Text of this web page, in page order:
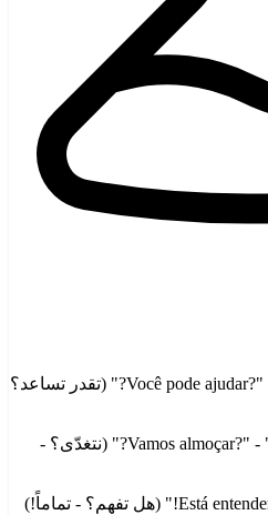
! O que precisa?" (تقدر تساعد؟
! Que horas?" (نتغدّى؟ -
!" (هل تفهم؟ - تماماً!)